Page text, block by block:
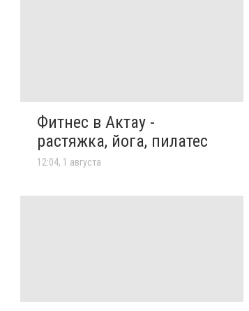
Фитнес в Актау -
растяжка, йога, пилатес
12:04, 1 августа